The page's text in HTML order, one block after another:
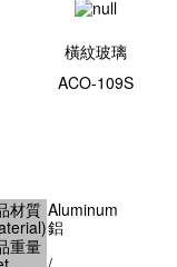
橫紋玻璃
ACO-109S
材質 Aluminum
鋁
重量